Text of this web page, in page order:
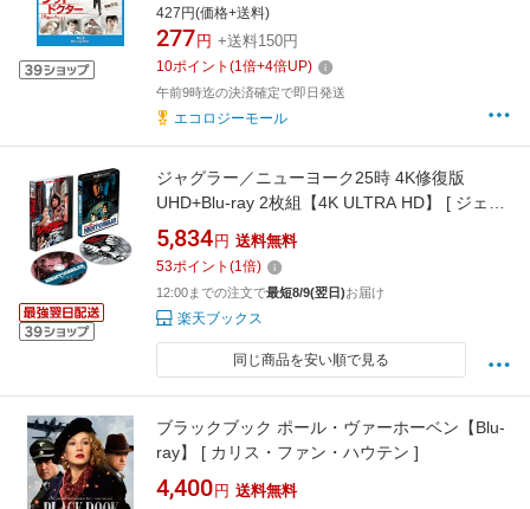
427円(価格+送料)
277 円 +送料150円
10ポイント (1倍+4倍UP)
午前9時迄の決済確定で即日発送
エコロジーモール
ジャグラー／ニューヨーク25時 4K修復版
UHD+Blu-ray 2枚組【4K ULTRA HD】 [ ジェー
ムズ・ブローリン ]
5,834 円 送料無料
53ポイント (1倍)
12:00までの注文で最短8/9(翌日)お届け
楽天ブックス
同じ商品を安い順で見る
ブラックブック ポール・ヴァーホーベン【Blu-
ray】 [ カリス・ファン・ハウテン ]
4,400 円 送料無料